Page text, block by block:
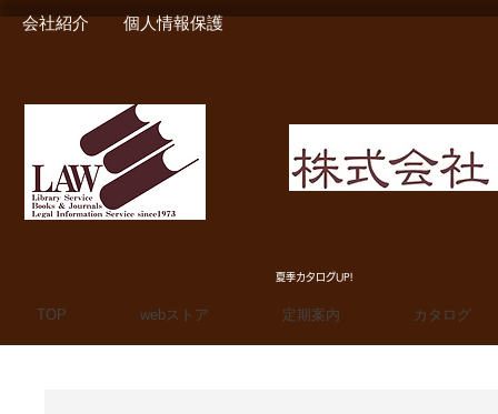
会社紹介 個人情報保護
夏季カタログUP!
TOP webストア 定期案内 カタログ